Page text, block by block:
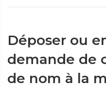
Déposer ou
demande de
de nom à la